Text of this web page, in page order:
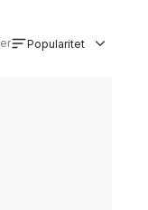
Popularitet